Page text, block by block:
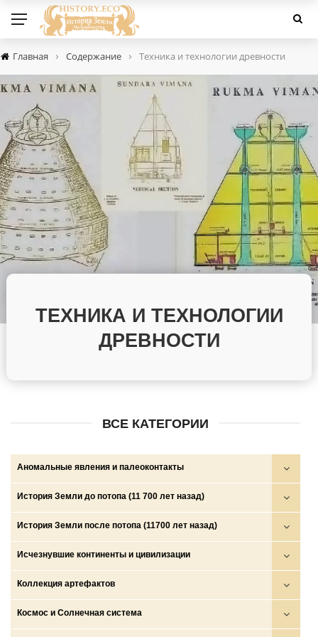
Главная › Содержание › Техника и технологии древности
ТЕХНИКА И ТЕХНОЛОГИИ
ДРЕВНОСТИ
ВСЕ КАТЕГОРИИ
Аномальные явления и палеоконтакты
Круги на полях
НЛО
НПО и НСО
Палеоконтакты
Телекинез, телепортация, левитация…
История Земли до потопа (11 700 лет назад)
Войны богов, демонов и людей
Глобальные катастрофы
Золотой век
Катастрофа на рубеже плейстоцена и голоцена и исход
История Земли после потопа (11700 лет назад)
Аратта
Древние государства (ариев, скифов, сарматов и др.)
Империи амазонок
Исчезнувшие континенты и цивилизации
Боги, демоны, люди
Волшебные народы
Коллекция артефактов
Древние знания и тексты
Космос и Солнечная система